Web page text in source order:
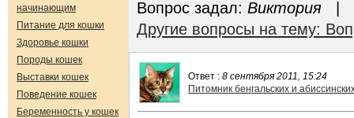
начинающим
Питание для кошки
Здоровье кошки
Породы кошек
Выставки кошек
Поведение кошек
Беременность у кошек
Вопрос задал: Виктория
Другие вопросы на тему:
Ответ : 8 сентября 2011, 15:24
Питомник бенгальских и